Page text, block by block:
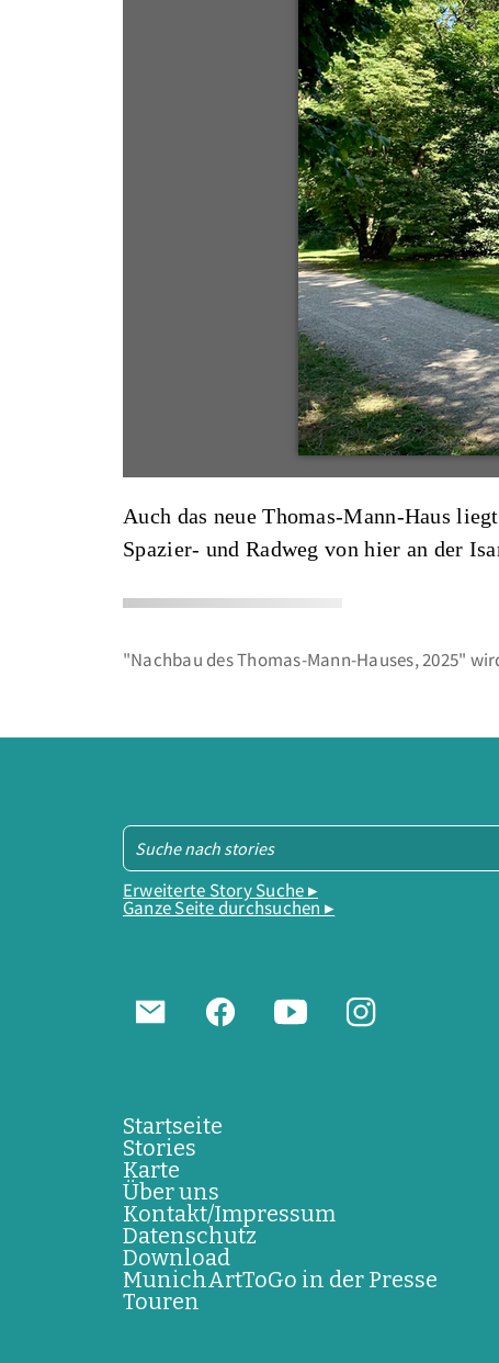
Auch das neue Thomas-Mann-Haus
Spazier- und Radweg von hier an der
"Nachbau des Thomas-Mann-Hauses, 2025"
Erweiterte Story Suche ▸
Ganze Seite durchsuchen ▸
Startseite
Stories
Karte
Über uns
Kontakt/Impressum
Datenschutz
Download
MunichArtToGo in der Presse
Touren